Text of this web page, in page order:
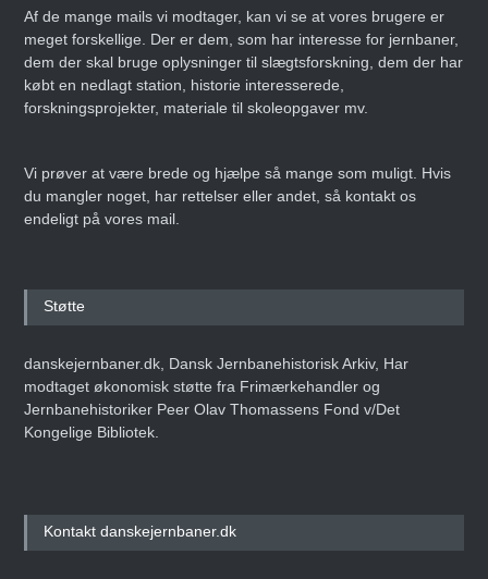
Af de mange mails vi modtager, kan vi se at vores brugere er
meget forskellige. Der er dem, som har interesse for jernbaner,
dem der skal bruge oplysninger til slægtsforskning, dem der har
købt en nedlagt station, historie interesserede,
forskningsprojekter, materiale til skoleopgaver mv.
Vi prøver at være brede og hjælpe så mange som muligt. Hvis
du mangler noget, har rettelser eller andet, så kontakt os
endeligt på vores mail.
Støtte
danskejernbaner.dk, Dansk Jernbanehistorisk Arkiv, Har
modtaget økonomisk støtte fra Frimærkehandler og
Jernbanehistoriker Peer Olav Thomassens Fond v/Det
Kongelige Bibliotek.
Kontakt danskejernbaner.dk